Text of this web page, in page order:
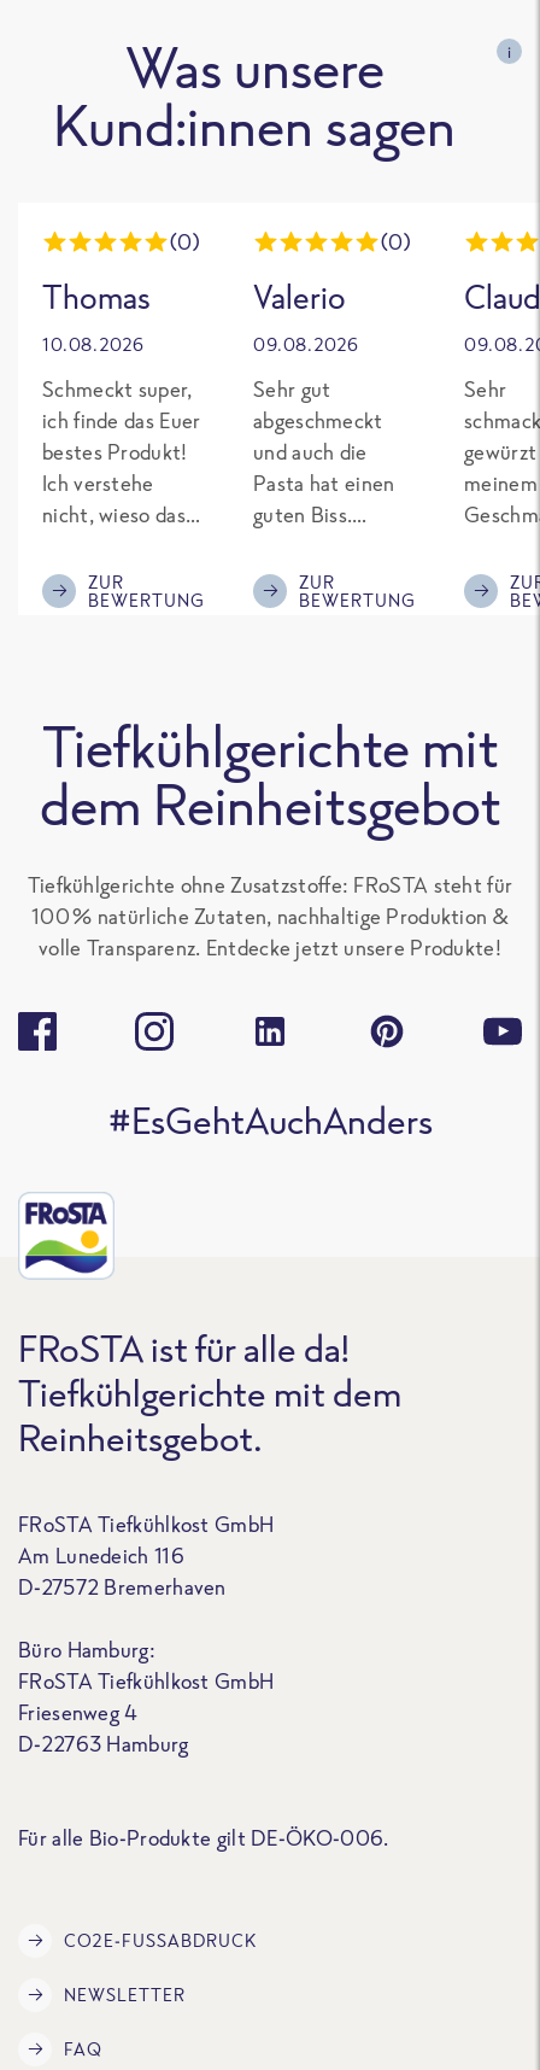
Was unsere
Kund:innen sagen
i
(0)
Thomas
10.08.2026
Schmeckt super,
ich finde das Euer
bestes Produkt!
Ich verstehe
nicht, wieso das
mehr erhältlich
ist!
ZUR
BEWERTUNG
(0)
Valerio
09.08.2026
Sehr gut
abgeschmeckt
und auch die
Pasta hat einen
guten Biss.
ZUR
BEWERTUNG
Sehr
meinem
Menge
'großen
Paprika
gern.
Tiefkühlgerichte mit
dem Reinheitsgebot
Tiefkühlgerichte ohne Zusatzstoffe: FRoSTA steht für
100 % natürliche Zutaten, nachhaltige Produktion &
volle Transparenz. Entdecke jetzt unsere Produkte!
#EsGehtAuchAnders
FRoSTA ist für alle da!
Tiefkühlgerichte mit dem
Reinheitsgebot.
FRoSTA Tiefkühlkost GmbH
Am Lunedeich 116
D-27572 Bremerhaven
Büro Hamburg:
FRoSTA Tiefkühlkost GmbH
Friesenweg 4
D-22763 Hamburg
Für alle Bio-Produkte gilt DE-ÖKO-006.
CO2E-FUSSABDRUCK
NEWSLETTER
FAQ